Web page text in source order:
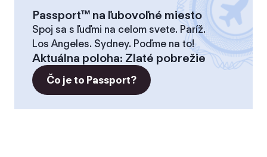
Passport™ na ľubovoľné miesto
Spoj sa s ľuďmi na celom svete. Paríž.
Los Angeles. Sydney. Poďme na to!
Aktuálna poloha: Zlaté pobrežie
Čo je to Passport?